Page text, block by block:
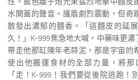
水開蓋的聲音。護盾劇烈震動，但奇
散發出濃郁的麵香。「這麵皮的延
久！」K-999焦急地大喊，中藥味更
帶走他那缸陳年老蒜泥，那是宇宙的
使出他搬運食材的全部力量，將那
「走！K-999！我們要從後院逃跑！